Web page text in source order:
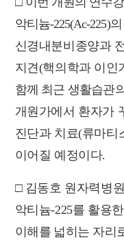
악티늄-225(Ac-225)의
신경내분비종양과
지견(핵의학과 이 인기
함께 최근 생활습관
개원가에서 환자가
진단과 치료(류마티
이어질 예정이다.
□ 김동호 원자력병
악티늄-225를 활용
이해를 넓히는 자리